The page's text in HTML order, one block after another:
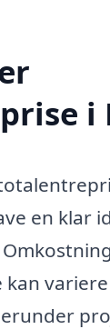
i
en klar
kan